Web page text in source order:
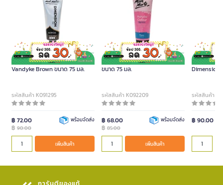
MONT MARTE สีอะคริลิค สี
Vandyke Brown ขนาด 75 มล.
รหัสสินค้า K091295
฿ 72.00
฿ 90.00
พร้อมจัดส่ง
เพิ่มสินค้า
MONT MARTE สีอะคริลิค สี Pink
ขนาด 75 มล.
รหัสสินค้า K092209
฿ 68.00
฿ 85.00
พร้อมจัดส่ง
เพิ่มสินค้า
MONT
Dimension
รหัสสินค้า
฿ 90.00